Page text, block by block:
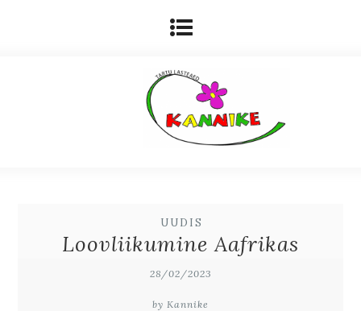
UUDIS
Loovliikumine Aafrikas
28/02/2023
by Kannike